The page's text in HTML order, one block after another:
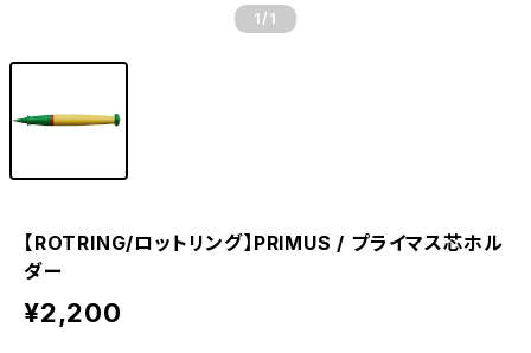
1 /1
【ROTRING/ロットリング】PRIMUS / プライマス芯ホル
ダー
¥2,200